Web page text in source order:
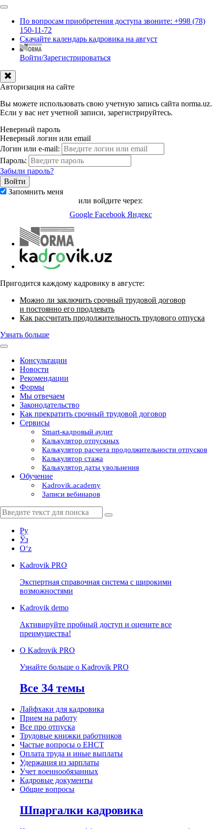
По вопросам приобретения доступа звоните: +998 (78)
150-11-72
Скачайте календарь кадровика на август
Войти/Зарегистрироваться
Авторизация на сайте
Вы можете использовать свою учетную запись сайта norma.uz.
Если у вас нет учетной записи, зарегистрируйтесь.
Неверный пароль
Неверный логин или email
Логин или e-mail:
Пароль:
Забыли пароль?
Запомнить меня
или войдите через:
Google Facebook Яндекс
Пригодится каждому кадровику в августе:
Можно ли заключить срочный трудовой договор
и постоянно его продлевать
Как рассчитать продолжительность трудового отпуска
Узнать больше
Консультации
Новости
Рекомендации
Формы
Мы отвечаем
Законодательство
Как прекратить срочный трудовой договор
Сервисы
Smart-кадровый аудит
Калькулятор отпускных
Калькулятор расчета продолжительности отпусков
Калькулятор стажа
Калькулятор даты увольнения
Обучение
Kadrovik.academy
Записи вебинаров
Ру
Ўз
Oʻz
Kadrovik PRO
Экспертная справочная система с широкими
возможностями
Kadrovik demo
Активируйте пробный доступ и оцените все
преимущества!
О Kadrovik PRO
Узнайте больше о Kadrovik PRO
Все 34 темы
Лайфхаки для кадровика
Прием на работу
Все про отпуска
Трудовые книжки работников
Частые вопросы о ЕНСТ
Оплата труда и иные выплаты
Удержания из зарплаты
Учет военнообязанных
Кадровые документы
Общие вопросы
Шпаргалки кадровика